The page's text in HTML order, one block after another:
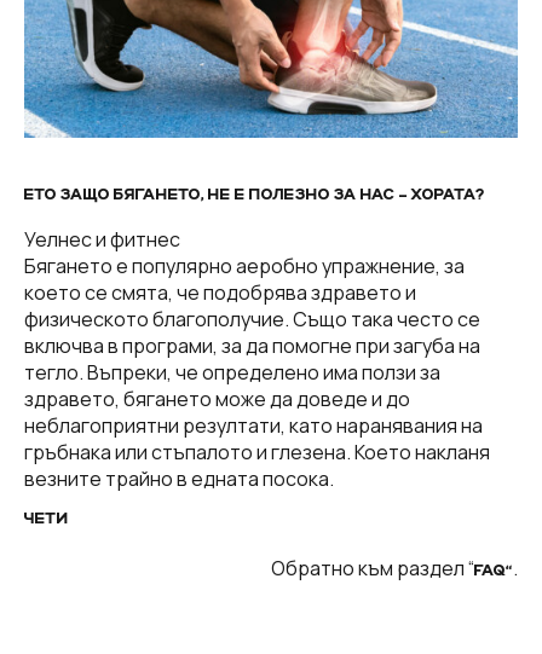
ЕТО ЗАЩО БЯГАНЕТО, НЕ Е ПОЛЕЗНО ЗА НАС – ХОРАТА?
Уелнес и фитнес
Бягането е популярно аеробно упражнение, за
което се смята, че подобрява здравето и
физическото благополучие. Също така често се
включва в програми, за да помогне при загуба на
тегло. Въпреки, че определено има ползи за
здравето, бягането може да доведе и до
неблагоприятни резултати, като наранявания на
гръбнака или стъпалото и глезена. Което накланя
везните трайно в едната посока.
ЧЕТИ
Обратно към раздел “ FAQ“.